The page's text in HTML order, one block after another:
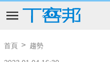
首頁 趨勢